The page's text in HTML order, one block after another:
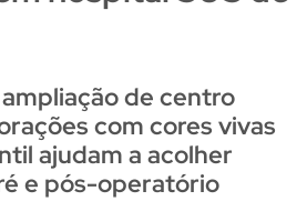
de centro
com cores vivas
ajudam a acolher
e pós-operatório